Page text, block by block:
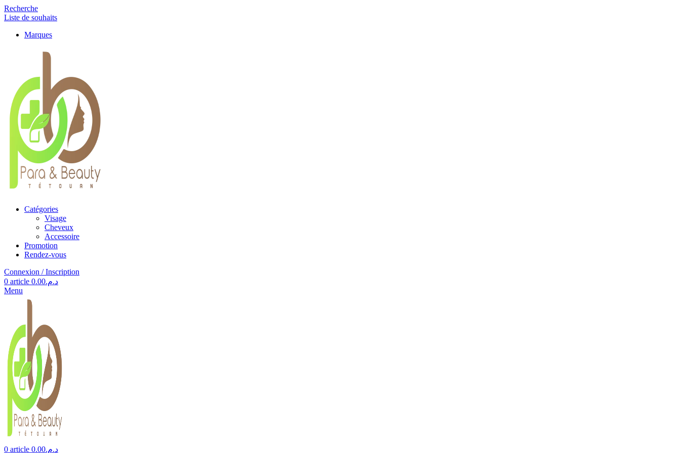
Recherche
Liste de souhaits
Marques
Catégories
Visage
Cheveux
Accessoire
Promotion
Rendez-vous
Connexion / Inscription
0 article د.م.0.00
Menu
0 article د.م.0.00